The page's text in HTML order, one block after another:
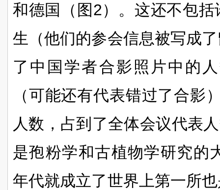
和德国（图2）。这还不包
生（他们的参会信息被写成
了中国学者合影照片中的
（可能还有代表错过了合影
人数，占到了全体会议代表
是孢粉学和古植物学研究的
年代就成立了世界上第一所